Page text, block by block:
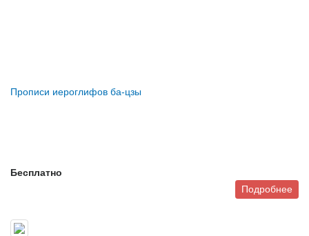
Прописи иероглифов ба-цзы
Бесплатно
Подробнее